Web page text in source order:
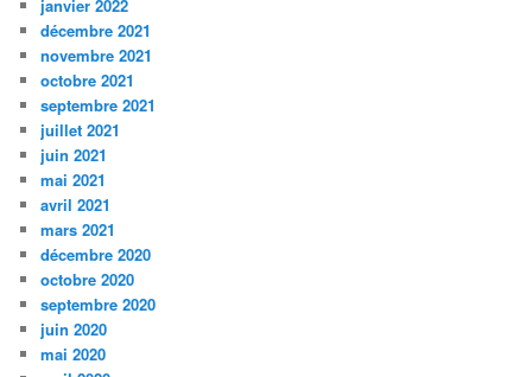
janvier 2022
décembre 2021
novembre 2021
octobre 2021
septembre 2021
juillet 2021
juin 2021
mai 2021
avril 2021
mars 2021
décembre 2020
octobre 2020
septembre 2020
juin 2020
mai 2020